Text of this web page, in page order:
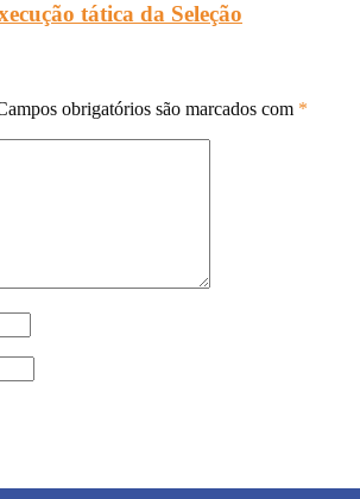
tática da Seleção
obrigatórios são marcados com *